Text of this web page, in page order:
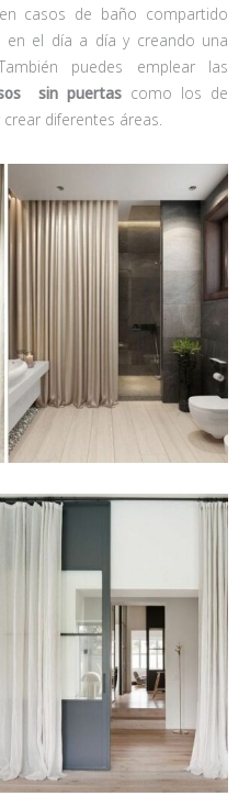
casos de baño compartido
en el día a día y creando una
puedes emplear las
sin puertas como los de
diferentes áreas.